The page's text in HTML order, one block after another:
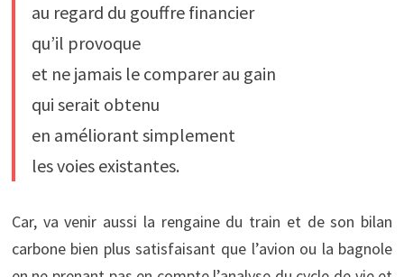
au regard du gouffre financier
qu’il provoque
et ne jamais le comparer au gain
qui serait obtenu
en améliorant simplement
les voies existantes.
Car, va venir aussi la rengaine du train et de son bilan
carbone bien plus satisfaisant que l’avion ou la bagnole